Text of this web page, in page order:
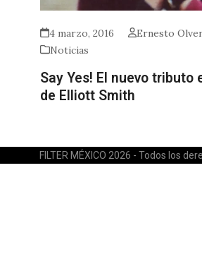
4 marzo, 2016
Ernesto
Noticias
Say Yes! El nuevo tributo
de Elliott Smith
FILTER MÉXICO 2026 - Todos los